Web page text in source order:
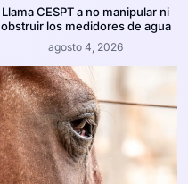
Llama CESPT a no manipular ni
obstruir los medidores de agua
agosto 4, 2026